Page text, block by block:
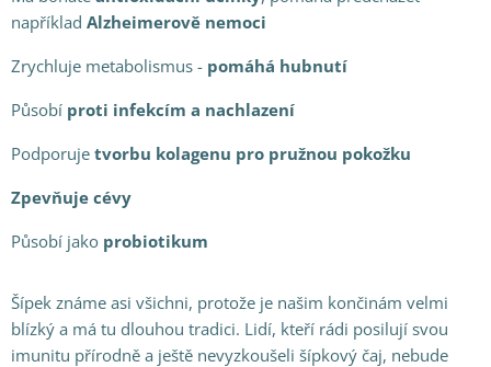
například Alzheimerově nemoci
Zrychluje metabolismus - pomáhá hubnutí
Působí proti infekcím a nachlazení
Podporuje tvorbu kolagenu pro pružnou pokožku
Zpevňuje cévy
Působí jako probiotikum
Šípek známe asi všichni, protože je našim končinám velmi
blízký a má tu dlouhou tradici. Lidí, kteří rádi posilují svou
imunitu přírodně a ještě nevyzkoušeli šípkový čaj, nebude